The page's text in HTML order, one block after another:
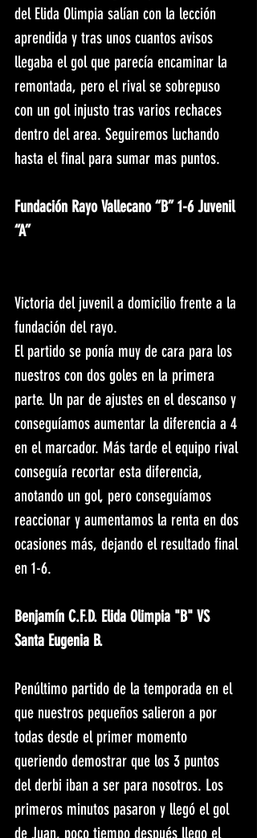
del Elida Olimpia salían con la lección
aprendida y tras unos cuantos avisos
llegaba el gol que parecía encaminar la
remontada, pero el rival se sobrepuso
con un gol injusto tras varios rechaces
dentro del area. Seguiremos luchando
hasta el final para sumar mas puntos.
Fundación Rayo Vallecano “B” 1-6 Juvenil
“A”
Victoria del juvenil a domicilio frente a la
fundación del rayo.
El partido se ponía muy de cara para los
nuestros con dos goles en la primera
parte. Un par de ajustes en el descanso y
conseguíamos aumentar la diferencia a 4
en el marcador. Más tarde el equipo rival
conseguía recortar esta diferencia,
anotando un gol, pero conseguíamos
reaccionar y aumentamos la renta en dos
ocasiones más, dejando el resultado final
en 1-6.
Benjamín C.F.D. Elida Olimpia "B" VS
Santa Eugenia B.
Penúltimo partido de la temporada en el
que nuestros pequeños salieron a por
todas desde el primer momento
queriendo demostrar que los 3 puntos
del derbi iban a ser para nosotros. Los
primeros minutos pasaron y llegó el gol
de Juan, poco tiempo después llego el